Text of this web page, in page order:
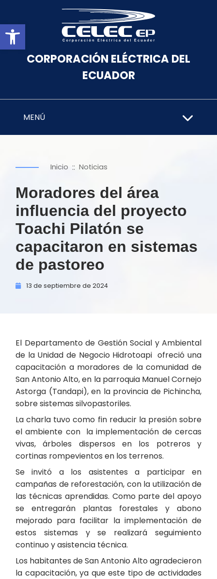
Abrir barra de herramientas
CORPORACIÓN ELÉCTRICA DEL
ECUADOR
MENÚ
Inicio :: Noticias
Moradores del área
influencia del proyecto
Toachi Pilatón se
capacitaron en sistemas
de pastoreo
13 de septiembre de 2024
El Departamento de Gestión Social y Ambiental
de la Unidad de Negocio Hidrotoapi ofreció una
capacitación a moradores de la comunidad de
San Antonio Alto, en la parroquia Manuel Cornejo
Astorga (Tandapi), en la provincia de Pichincha,
sobre sistemas silvopastoriles.
La charla tuvo como fin reducir la presión sobre
el ambiente con la implementación de cercas
vivas, árboles dispersos en los potreros y
cortinas rompevientos en los terrenos.
Se invitó a los asistentes a participar en
campañas de reforestación, con la utilización de
las técnicas aprendidas. Como parte del apoyo
se entregarán plantas forestales y abono
mejorado para facilitar la implementación de
estos sistemas y se realizará seguimiento
continuo y asistencia técnica.
Los habitantes de San Antonio Alto agradecieron
la capacitación, ya que este tipo de actividades